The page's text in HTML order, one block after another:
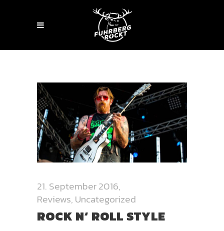
21. September 2016
Reviews, Uncategorized
ROCK N‘ ROLL STYLE